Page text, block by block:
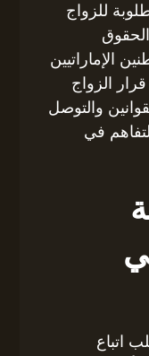
للزواج
الإماراتيين
الزواج
والتوصل
في
اتباع